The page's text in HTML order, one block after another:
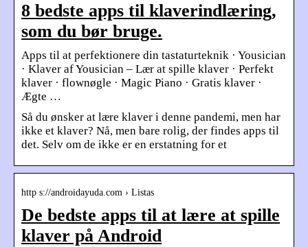
8 bedste apps til klaverindlæring,
som du bør bruge.
Apps til at perfektionere din tastaturteknik · Yousician
· Klaver af Yousician – Lær at spille klaver · Perfekt
klaver · flownøgle · Magic Piano · Gratis klaver ·
Ægte …
Så du ønsker at lære klaver i denne pandemi, men har
ikke et klaver? Nå, men bare rolig, der findes apps til
det. Selv om de ikke er en erstatning for et
http s://androidayuda.com › Listas
De bedste apps til at lære at spille
klaver på Android